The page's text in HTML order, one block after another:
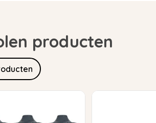
producten